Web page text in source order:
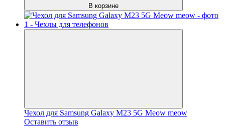
В корзине
Чехол для Samsung Galaxy M23 5G Meow meow
Оставить отзыв